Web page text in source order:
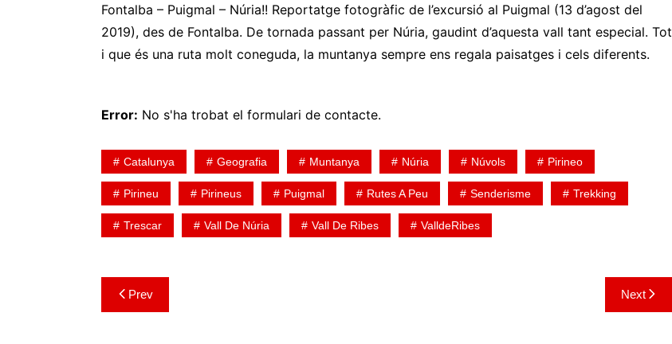
Fontalba – Puigmal – Núria!! Reportatge fotogràfic de l’excursió al Puigmal (13 d’agost del
2019), des de Fontalba. De tornada passant per Núria, gaudint d’aquesta vall tant especial. Tot
i que és una ruta molt coneguda, la muntanya sempre ens regala paisatges i cels diferents.
Error: No s'ha trobat el formulari de contacte.
Catalunya Geografia Muntanya Núria Núvols Pirineo
Pirineu Pirineus Puigmal Rutes A Peu Senderisme Trekking
Trescar Vall De Núria Vall De Ribes ValldeRibes
Navegació
d'entrades
Prev Next